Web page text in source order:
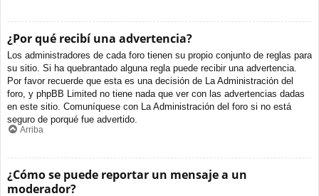
¿Por qué recibí una advertencia?
Los administradores de cada foro tienen su propio conjunto de reglas para
su sitio. Si ha quebrantado alguna regla puede recibir una advertencia.
Por favor recuerde que esta es una decisión de La Administración del
foro, y phpBB Limited no tiene nada que ver con las advertencias dadas
en este sitio. Comuníquese con La Administración del foro si no está
seguro de porqué fue advertido.
Arriba
¿Cómo se puede reportar un mensaje a un
moderador?